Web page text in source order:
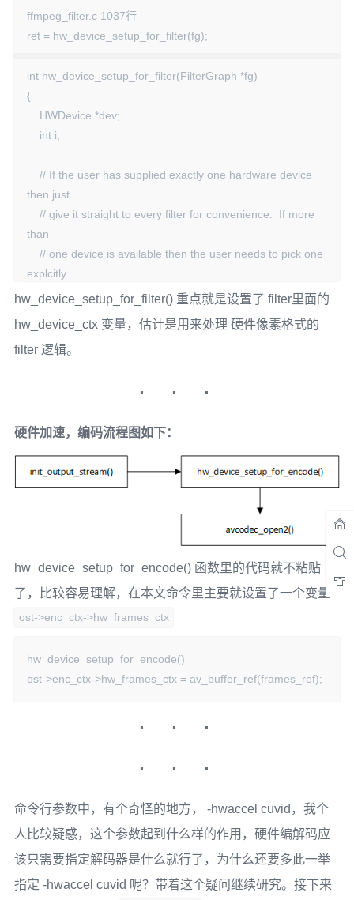
ffmpeg_filter.c 1037行
ret = hw_device_setup_for_filter(fg);
int hw_device_setup_for_filter(FilterGraph *fg)
{
then just
than
explcitly
        dev = filter_hw_device;
    else if (nb_hw_devices == 1)
​
        for (i = 0; i < fg->graph->nb_filters; i++) {
            fg->graph->filters[i]->hw_device_ctx =
        }
hw_device_setup_for_filter() 重点就是设置了 filter里面的
hw_device_ctx 变量，估计是用来处理 硬件像素格式的
filter 逻辑。
硬件加速，编码流程图如下：
hw_device_setup_for_encode() 函数里的代码就不粘贴
了，比较容易理解，在本文命令里主要就设置了一个变量
ost->enc_ctx->hw_frames_ctx
hw_device_setup_for_encode()
ost->enc_ctx->hw_frames_ctx = av_buffer_ref(frames_ref);
命令行参数中，有个奇怪的地方， -hwaccel cuvid，我个
人比较疑惑，这个参数起到什么样的作用，硬件编解码应
该只需要指定解码器是什么就行了，为什么还要多此一举
指定 -hwaccel cuvid 呢？带着这个疑问继续研究。接下来